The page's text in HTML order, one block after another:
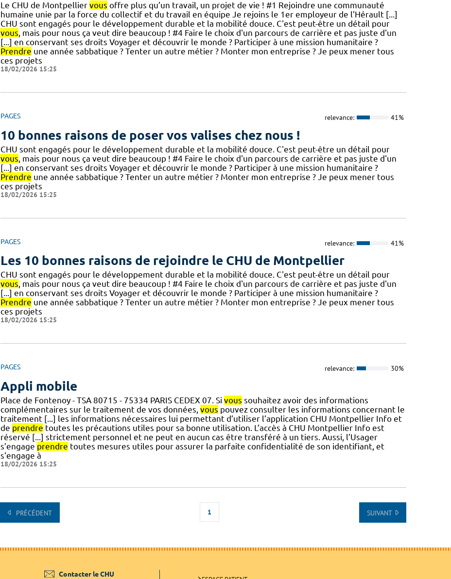
Le CHU de Montpellier vous offre plus qu’un travail, un projet de vie ! #1 Rejoindre une communauté
humaine unie par la force du collectif et du travail en équipe Je rejoins le 1er employeur de l’Hérault [...]
CHU sont engagés pour le développement durable et la mobilité douce. C'est peut-être un détail pour
vous, mais pour nous ça veut dire beaucoup ! #4 Faire le choix d'un parcours de carrière et pas juste d'un
[...] en conservant ses droits Voyager et découvrir le monde ? Participer à une mission humanitaire ?
Prendre une année sabbatique ? Tenter un autre métier ? Monter mon entreprise ? Je peux mener tous
ces projets
18/02/2026 15:25
PAGES relevance: 41%
10 bonnes raisons de poser vos valises chez nous !
CHU sont engagés pour le développement durable et la mobilité douce. C'est peut-être un détail pour
vous, mais pour nous ça veut dire beaucoup ! #4 Faire le choix d'un parcours de carrière et pas juste d'un
[...] en conservant ses droits Voyager et découvrir le monde ? Participer à une mission humanitaire ?
Prendre une année sabbatique ? Tenter un autre métier ? Monter mon entreprise ? Je peux mener tous
ces projets
18/02/2026 15:25
PAGES relevance: 41%
Les 10 bonnes raisons de rejoindre le CHU de Montpellier
CHU sont engagés pour le développement durable et la mobilité douce. C'est peut-être un détail pour
vous, mais pour nous ça veut dire beaucoup ! #4 Faire le choix d'un parcours de carrière et pas juste d'un
[...] en conservant ses droits Voyager et découvrir le monde ? Participer à une mission humanitaire ?
Prendre une année sabbatique ? Tenter un autre métier ? Monter mon entreprise ? Je peux mener tous
ces projets
18/02/2026 15:25
PAGES relevance: 30%
Appli mobile
Place de Fontenoy - TSA 80715 - 75334 PARIS CEDEX 07. Si vous souhaitez avoir des informations
complémentaires sur le traitement de vos données, vous pouvez consulter les informations concernant le
traitement [...] les informations nécessaires lui permettant d’utiliser l’application CHU Montpellier Info et
de prendre toutes les précautions utiles pour sa bonne utilisation. L’accès à CHU Montpellier Info est
réservé [...] strictement personnel et ne peut en aucun cas être transféré à un tiers. Aussi, l’Usager
s’engage prendre toutes mesures utiles pour assurer la parfaite confidentialité de son identifiant, et
s'engage à
18/02/2026 15:25
PRÉCÉDENT 1 SUIVANT
Contacter le CHU